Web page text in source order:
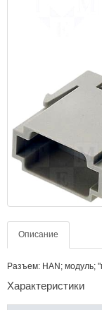
Описание
Разъем: HAN; модуль;
Характеристики